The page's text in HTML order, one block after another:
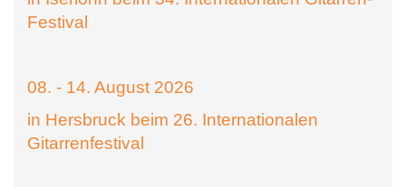
Festival
08. - 14. August 2026
in Hersbruck beim 26. Internationalen
Gitarrenfestival